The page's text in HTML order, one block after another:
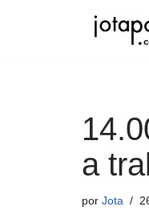
a
por Jota